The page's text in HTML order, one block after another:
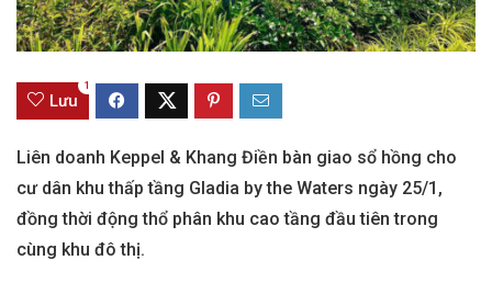
Lưu
1
Liên doanh Keppel & Khang Điền bàn giao sổ hồng cho
cư dân khu thấp tầng Gladia by the Waters ngày 25/1,
đồng thời động thổ phân khu cao tầng đầu tiên trong
cùng khu đô thị.